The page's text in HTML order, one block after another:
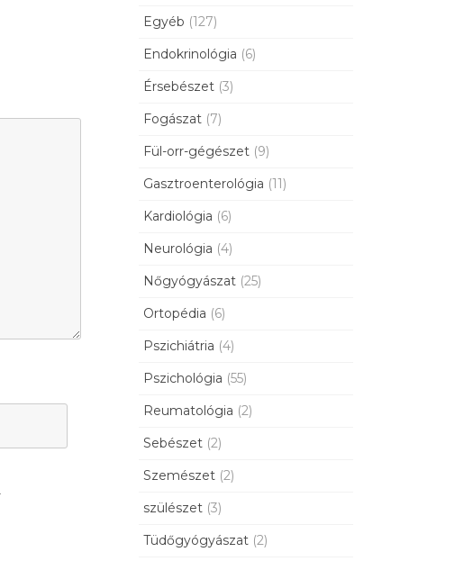
Egyéb (127)
Endokrinológia (6)
Érsebészet (3)
Fogászat (7)
Fül-orr-gégészet (9)
Gasztroenterológia (11)
Kardiológia (6)
Neurológia (4)
Nőgyógyászat (25)
Ortopédia (6)
Pszichiátria (4)
Pszichológia (55)
Reumatológia (2)
Sebészet (2)
Szemészet (2)
szülészet (3)
Tüdőgyógyászat (2)